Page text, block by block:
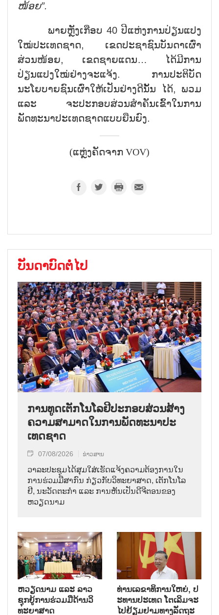
ໜ້ອຍ”.
ພາຍຫຼັງເກືອບ 40 ປີແຫ່ງການປ່ຽນແປງ
ໃໝ່ປະເທດຊາດ, ເຂດປະຊາຊົນບັນດາເຜົ່າ
ສ່ວນໜ້ອຍ, ເຂດຊາຍແດນ… ໄດ້ມີການ
ປ່ຽນແປງໃໝ່ຢ່າງຈະແຈ້ງ. ການປະຕິບັດ
ນະໂຍບາຍຊົນເຜົ່າໃຫ້ເປັນຢ່າງດີນັ້ນ ໄດ້, ພວມ
ແລະ ຈະປະກອບສ່ວນສຳຄັນເຂົ້າໃນການ
ພັດທະນາປະເທດຊາດແບບຍືນຍົງ.
(ແຫຼ່ງຄັດຈາກ VOV)
ບັນດາບົດຕໍ່ໄປ
ການ​ທູດ​ເຕັກ​ໂນ​ໂລ​ຢີ​ປະ​ກອບ​ສ່ວນ​ສ້າງ​
ຄວາມ​ສາ​ມາດ​ໃນ​ການ​ພັດ​ທະ​ນາ​ປະ​
ເທດ​ຊາດ
07/08/2026 ຂ່າວສານ
ວາ​ລະ​ປະ​ຊຸມ​ໄດ້​ສຸມ​ໃສ່​ເຮັດ​ແຈ້ງ​ຄວາມ​ຕ້ອງ​ການ​ໃນ​
ການ​ຮ່ວມ​ມື​ສາ​ກົນ ກ່ຽວ​ກັບ​ວິ​ທະ​ຍາ​ສາດ, ເຕັກ​ໂນ​ໂລ​
ຢີ, ນະ​ວັດ​ຕະ​ກຳ ແລະ ການ​ຫັນ​ເປັນ​ດີ​ຈີ​ຕອນ​ຂອງ
ຫວຽດ​ນາມ
ຫວຽດ​ນາມ ແລະ ລາວ​
ຊຸກ​ຍູ້​ການ​ຮ່ວມ​ມື​ດ້ານວ​ິ​
ທະ​ຍາ​ສາດ
ທ່ານ​ເລ​ຂາ​ທິ​ການ​ໃຫຍ່, ປ​
ະ​ທານ​ປະ​ເທດ ໂຕ​ເລິມ​ຈະ​
ໄປ​ຢ້ຽມ​ຢາມ​ທາງ​ລັດ​ຖະ​